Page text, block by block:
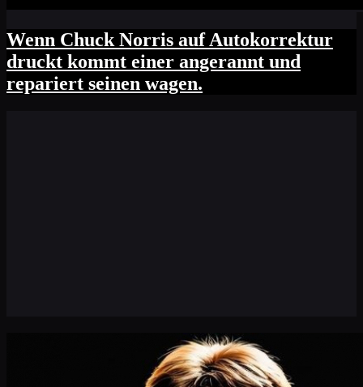
Wenn Chuck Norris auf Autokorrektur
druckt kommt einer angerannt und
repariert seinen wagen.